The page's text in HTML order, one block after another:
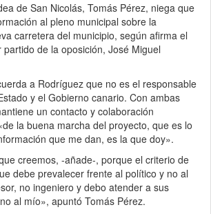
de San Nicolás, Tomás Pérez, niega que
al pleno municipal sobre la
carretera del municipio, según afirma el
de la oposición, José Miguel
a Rodríguez que no es el responsable
y el Gobierno canario. Con ambas
un contacto y colaboración
la buena marcha del proyecto, que es lo
que me dan, es la que doy».
creemos, -añade-, porque el criterio de
debe prevalecer frente al político y no al
no ingeniero y debo atender a sus
al mío», apuntó Tomás Pérez.